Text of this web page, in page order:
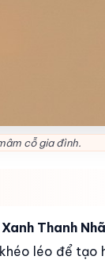
cỗ gia đình.
Thanh
léo để tạo